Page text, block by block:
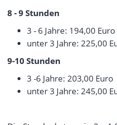
8 - 9 Stunden
3 - 6 Jahre: 194,00 Euro
unter 3 Jahre: 225,00
9-10 Stunden
3 -6 Jahre: 203,00 Euro
unter 3 Jahre: 245,00